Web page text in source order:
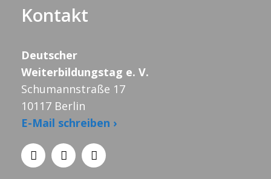
Kontakt
Deutscher
Weiterbildungstag e. V.
Schumannstraße 17
10117 Berlin
E-Mail schreiben ›